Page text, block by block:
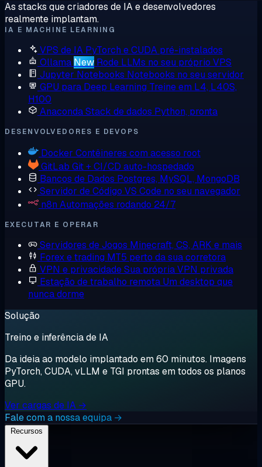
As stacks que criadores de IA e desenvolvedores
realmente implantam.
IA E MACHINE LEARNING
VPS de IA PyTorch e CUDA pré-instalados
Ollama New Rode LLMs no seu próprio VPS
Jupyter Notebooks Notebooks no seu servidor
GPU para Deep Learning Treine em L4, L40S,
H100
AnacondaStack de dados Python, pronta
DESENVOLVEDORES E DEVOPS
Docker Contêineres com acesso root
GitLab Git + CI/CD auto-hospedado
Bancos de Dados Postgres, MySQL, MongoDB
Servidor de Código VS Code no seu navegador
n8n Automações rodando 24/7
EXECUTAR E OPERAR
Servidores de Jogos Minecraft, CS, ARK e mais
Forex e trading MT5 perto da sua corretora
VPN e privacidadeSua própria VPN privada
Estação de trabalho remota Um desktop que
nunca dorme
Solução
Treino e inferência de IA
Da ideia ao modelo implantado em 60 minutos. Imagens
PyTorch, CUDA, vLLM e TGI prontas em todos os planos
GPU.
Ver cargas de IA →
Fale com a nossa equipa →